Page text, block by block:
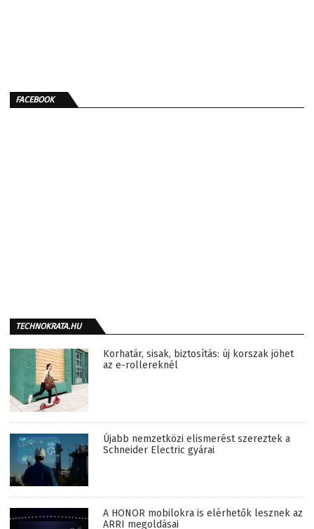
FACEBOOK
TECHNOKRATA.HU
Korhatár, sisak, biztosítás: új korszak jöhet
az e-rollereknél
Újabb nemzetközi elismerést szereztek a
Schneider Electric gyárai
A HONOR mobilokra is elérhetők lesznek az
ARRI megoldásai